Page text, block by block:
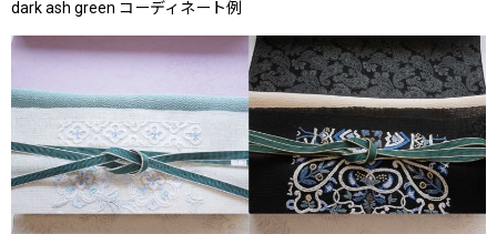
dark ash green コーディネート例